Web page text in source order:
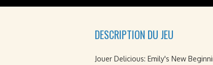
DESCRIPTION DU JEU
Jouer Delicious: Emily's New